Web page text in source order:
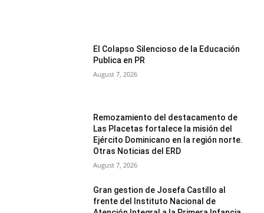
El Colapso Silencioso de la Educación
Publica en PR
August 7, 2026
Remozamiento del destacamento de
Las Placetas fortalece la misión del
Ejército Dominicano en la región norte.
Otras Noticias del ERD
August 7, 2026
Gran gestion de Josefa Castillo al
frente del Instituto Nacional de